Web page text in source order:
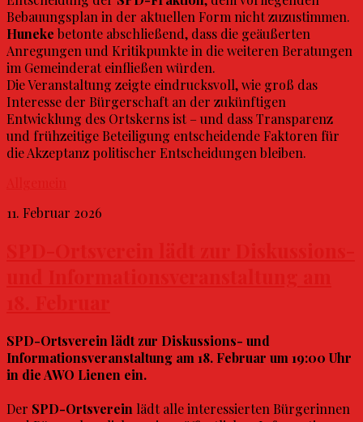
Bebauungsplan in der aktuellen Form nicht zuzustimmen.
Huneke betonte abschließend, dass die geäußerten
Anregungen und Kritikpunkte in die weiteren Beratungen
im Gemeinderat einfließen würden.
Die Veranstaltung zeigte eindrucksvoll, wie groß das
Interesse der Bürgerschaft an der zukünftigen
Entwicklung des Ortskerns ist – und dass Transparenz
und frühzeitige Beteiligung entscheidende Faktoren für
die Akzeptanz politischer Entscheidungen bleiben.
11. Februar 2026
SPD-Ortsverein lädt zur Diskussions- und
Informationsveranstaltung am 18. Februar um 19:00 Uhr
in die AWO Lienen ein.
Der SPD-Ortsverein lädt alle interessierten Bürgerinnen